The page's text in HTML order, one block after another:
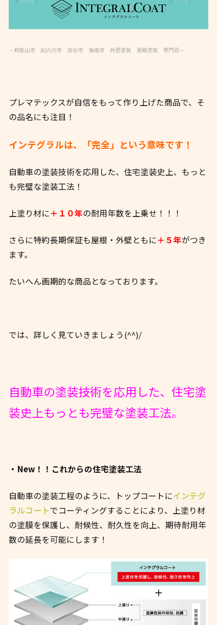
～和歌山市 紀の川市 岩出市 海南市 外壁塗装 屋根塗装 専門店～
プレマテックスが自信をもって作り上げた商品で、そ
の品名にも注目！
インテグラルは、「完全」という意味です！
自動車の塗装技術を応用した、住宅塗装史上、もっと
も完璧な塗装工法！
上塗り材に＋１０年の耐用年数を上乗せ！！！
さらに特約長期保証も屋根・外壁ともに＋５年がつき
ます。
たいへん画期的な商品となっております。
では、詳しく見ていきましょう(^^)/
自動車の塗装技術を応用した、住宅塗
装史上もっとも完璧な塗装工法。
・New！！ これからの住宅塗装工法
自動車の塗装工程のように、トップコートにインテグ
ラルコートでコーティングすることにより、上塗り材
の塗膜を保護し、耐候性、耐久性を向上、期待耐用年
数の延長を可能にします！